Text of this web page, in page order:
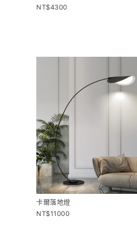
4300
卡爾落地燈
11000